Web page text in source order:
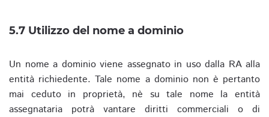
5.7 Utilizzo del nome a dominio
Un nome a dominio viene assegnato in uso dalla RA alla
entità richiedente. Tale nome a dominio non è pertanto
mai ceduto in proprietà, nè su tale nome la entità
assegnataria potrà vantare diritti commerciali o di